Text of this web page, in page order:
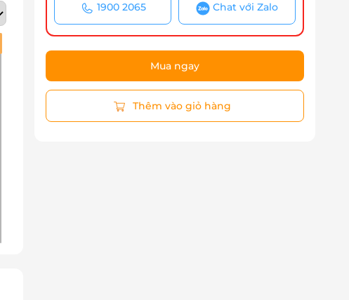
1900 2065 Chat với Zalo
Mua ngay
Thêm vào giỏ hàng